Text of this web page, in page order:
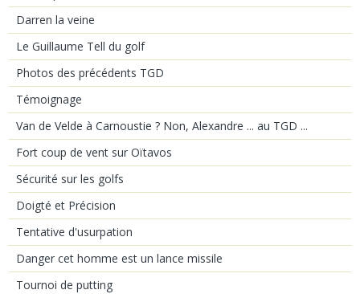
Darren la veine
Le Guillaume Tell du golf
Photos des précédents TGD
Témoignage
Van de Velde à Carnoustie ? Non, Alexandre ... au TGD ...
Fort coup de vent sur Oïtavos
Sécurité sur les golfs
Doigté et Précision
Tentative d'usurpation
Danger cet homme est un lance missile
Tournoi de putting